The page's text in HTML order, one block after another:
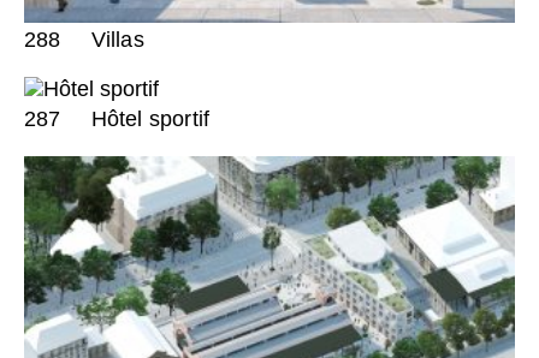
288 Villas
287 Hôtel sportif